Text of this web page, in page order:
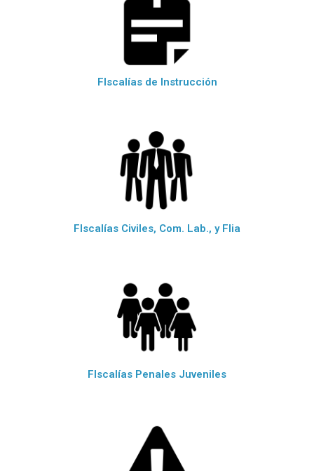
FIscalías de Instrucción
FIscalías Civiles, Com. Lab., y Flia
FIscalías Penales Juveniles